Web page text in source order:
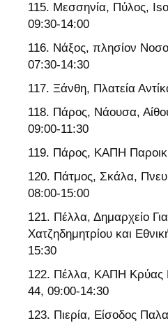
Μεσσηνία, Πύλος,
09:30-14:00
Νάξος, πλησίον
07:30-14:30
Ξάνθη, Πλατεία
Πάρος, Νάουσα,
09:00-11:30
Πάρος, ΚΑΠΗ
Πάτμος, Σκάλα,
08:00-15:00
Πέλλα, Δημαρχείο
Χατζηδημητρίου και
15:30
Πέλλα, ΚΑΠΗ Κρύας
44, 09:00-14:30
Πιερία, Είσοδος